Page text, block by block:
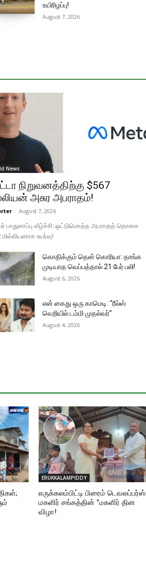
உயிரிழப்பு!
August 7, 2026
News
நிறுவனத்திற்கு $567
அசுர அபராதம்!
- August 7, 2026
பாதுகாப்பு வீழ்ச்சி: ஒட்டுமொத்த அபராதத் தொகை
மில்லியனாக உயர்வு!
கொதிக்கும் தென் கொரியா: தாங்க
முடியாத வெப்பத்தால் 21 பேர் பலி!
August 6, 2026
என் கைது ஒரு காமெடி: “ரீல்ஸ்
வெறியில் டம்மி முதல்வர்”
August 4, 2026
ERUKKALAMPIDDY
எருக்கலம்பிட்டி பிரைம் டெவலப்பர்ஸ்
மகளிர் சங்கத்தின் “மகளிர் தின
விழா!